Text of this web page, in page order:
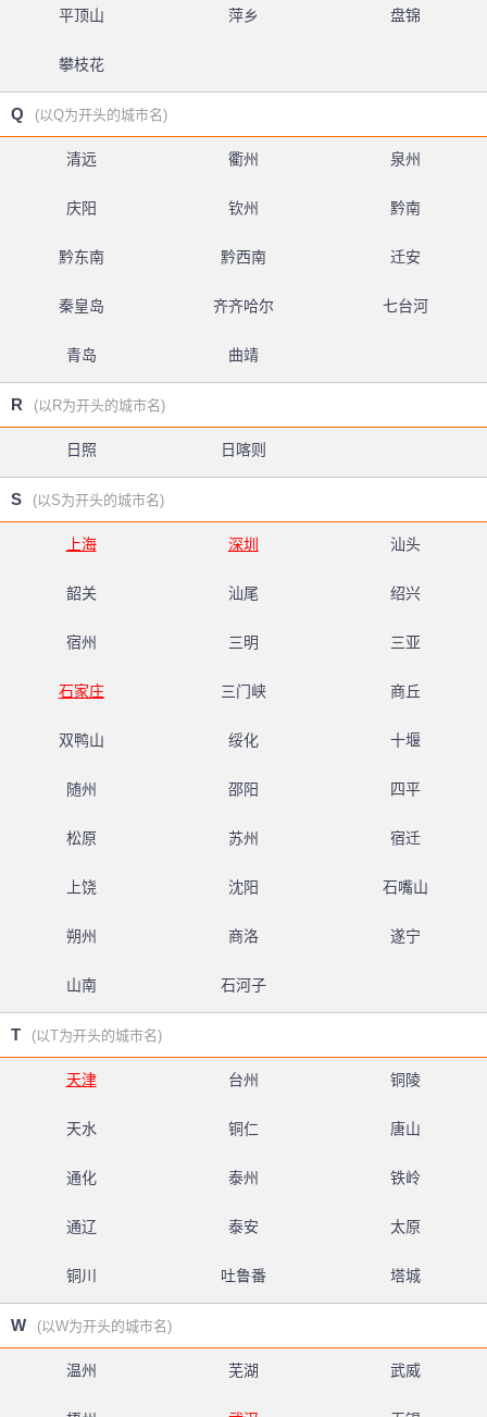
平顶山 萍乡 盘锦
攀枝花
Q (以Q为开头的城市名)
清远 衢州 泉州
庆阳 钦州 黔南
黔东南 黔西南 迁安
秦皇岛 齐齐哈尔 七台河
青岛 曲靖
R (以R为开头的城市名)
日照 日喀则
S (以S为开头的城市名)
上海 深圳 汕头
韶关 汕尾 绍兴
宿州 三明 三亚
石家庄 三门峡 商丘
双鸭山 绥化 十堰
随州 邵阳 四平
松原 苏州 宿迁
上饶 沈阳 石嘴山
朔州 商洛 遂宁
山南 石河子
T (以T为开头的城市名)
天津 台州 铜陵
天水 铜仁 唐山
通化 泰州 铁岭
通辽 泰安 太原
铜川 吐鲁番 塔城
W (以W为开头的城市名)
温州 芜湖 武威